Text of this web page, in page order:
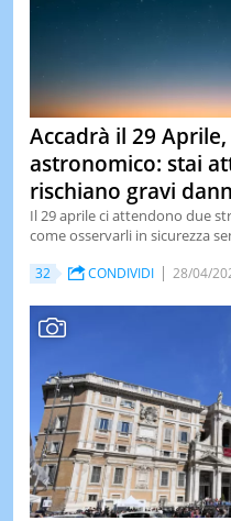
Accadrà il 29
astronomico: stai
rischiano gravi
Il 29 aprile ci attendono due
come osservarli in sicurezza
32 CONDIVIDI 28/04/